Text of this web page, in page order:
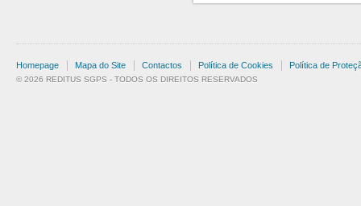
Homepage Mapa do Site Contactos Política de Cookies Política de
© 2026 REDITUS SGPS - TODOS OS DIREITOS RESERVADOS